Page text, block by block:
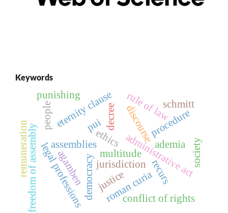
Keywords
ethics
legal professions
discourse
jurisdiction recurs
roman curia
decree
administrative act
procedure
democracy
rule of law
eternity clause
assemblies
freedom of assembly conflict of rights
agamben
ademia
people
multitude
schmitt
punishing
remuneration pui
justice
society